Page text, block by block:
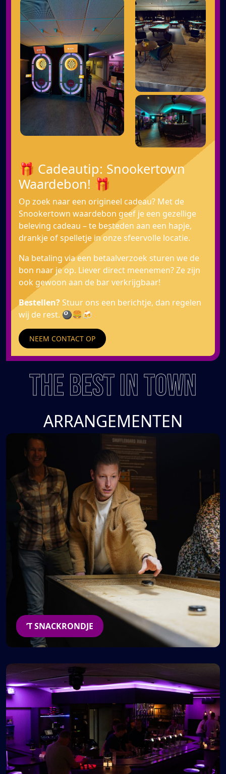
🎁 Cadeautip: Snookertown
Waardebon! 🎁
Op zoek naar een origineel cadeau? Met de
Snookertown waardebon geef je een gezellige
beleving cadeau – te besteden aan een hapje,
drankje of spelletje in onze sfeervolle locatie.
Na betaling via een betaalverzoek sturen we de
bon naar je op. Liever direct meenemen? Ze zijn
ook gewoon aan de bar verkrijgbaar!
Bestellen?Stuur ons een berichtje, dan regelen
wij de rest. 🎱🍔🍻
NEEM CONTACT OP
THE BEST IN TOWN
ARRANGEMENTEN
’T SNACKRONDJE